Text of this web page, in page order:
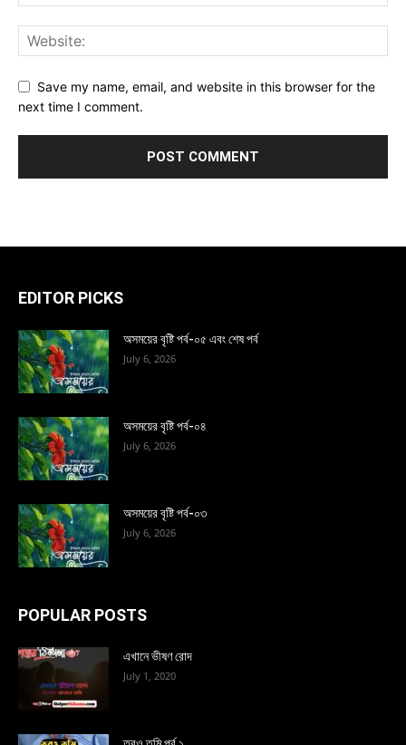
Save my name, email, and website in this browser for the
next time I comment.
EDITOR PICKS
অসময়ের বৃষ্টি পর্ব-০৫ এবং শেষ পর্ব
July 6, 2026
অসময়ের বৃষ্টি পর্ব-০৪
July 6, 2026
অসময়ের বৃষ্টি পর্ব-০৩
July 6, 2026
POPULAR POSTS
এখানে ভীষণ রোদ
July 1, 2020